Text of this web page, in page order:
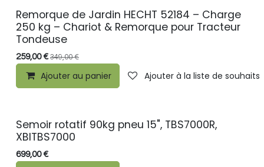
Promo
Remorque de Jardin HECHT 52184 – Charge
250 kg – Chariot & Remorque pour Tracteur
Tondeuse
259,00€ 349,00€
Ajouter au panier Ajouter à la liste de souhaits
Semoir rotatif 90kg pneu 15", TBS7000R,
XBITBS7000
699,00€